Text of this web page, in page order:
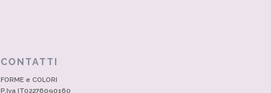
CONTATTI
FORME e COLORI
P.Iva IT02276090160